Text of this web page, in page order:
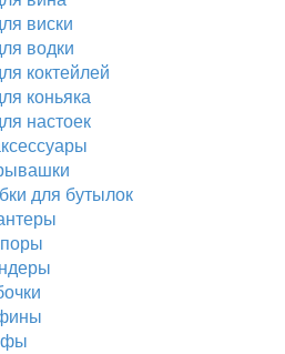
виски
водки
коктейлей
коньяка
настоек
для бутылок